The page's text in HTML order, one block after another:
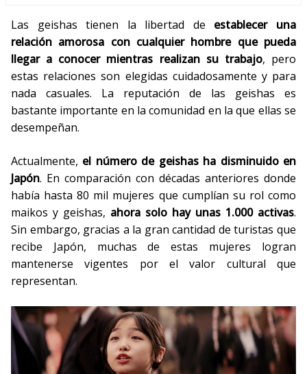
Las geishas tienen la libertad de establecer una
relación amorosa con cualquier hombre que pueda
llegar a conocer mientras realizan su trabajo, pero
estas relaciones son elegidas cuidadosamente y para
nada casuales. La reputación de las geishas es
bastante importante en la comunidad en la que ellas se
desempeñan.
Actualmente, el número de geishas ha disminuido en
Japón. En comparación con décadas anteriores donde
había hasta 80 mil mujeres que cumplían su rol como
maikos y geishas, ahora solo hay unas 1.000 activas.
Sin embargo, gracias a la gran cantidad de turistas que
recibe Japón, muchas de estas mujeres logran
mantenerse vigentes por el valor cultural que
representan.